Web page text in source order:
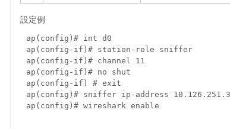
設定例
ap(config)# int d0
ap(config-if)# station-role sniffer
ap(config-if)# channel 11
ap(config-if)# no shut
ap(config-if) # exit
ap(config)# sniffer ip-address
ap(config)# wireshark enable